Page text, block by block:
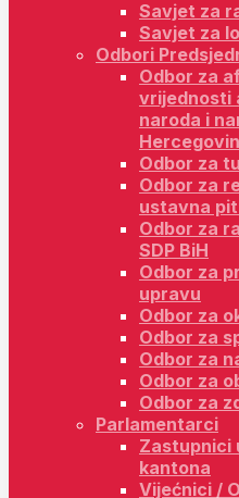
Savjet za
Savjet za
Odbori
Odbor za
vrijednosti
naroda i
Odbor za
Odbor za
ustavna
Odbor za
SDP BiH
Odbor za
upravu
Odbor za
Odbor za
Odbor za
Odbor za
Odbor za
Parlamentarci
Zastupnici
kantona
Vijećnici /